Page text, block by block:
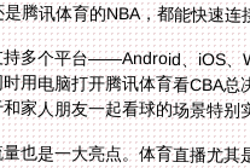
腾讯体育的NBA，都能快速连
多个平台——Android、iOS、
用电脑打开腾讯体育看CBA
家人朋友一起看球的场景特
也是一大亮点。体育直播尤其